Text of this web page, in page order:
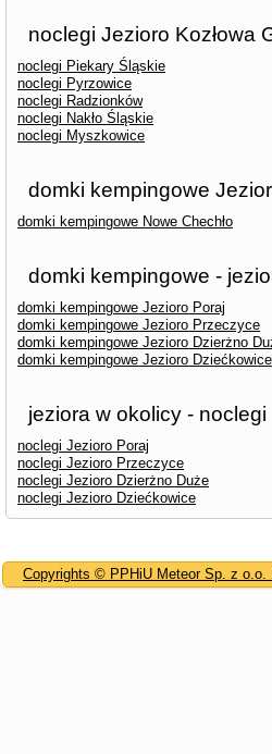
noclegi Jezioro Kozłowa
noclegi Piekary Śląskie
noclegi Pyrzowice
noclegi Radzionków
noclegi Nakło Śląskie
noclegi Myszkowice
domki kempingowe
domki kempingowe Nowe Chechło
domki kempingowe -
domki kempingowe Jezioro Poraj
domki kempingowe Jezioro Przeczyce
domki kempingowe Jezioro Dzierżno
domki kempingowe Jezioro Dziećkowice
jeziora w okolicy - noclegi
noclegi Jezioro Poraj
noclegi Jezioro Przeczyce
noclegi Jezioro Dzierżno Duże
noclegi Jezioro Dziećkowice
Copyrights © PPHiU Meteor Sp. z o.o.